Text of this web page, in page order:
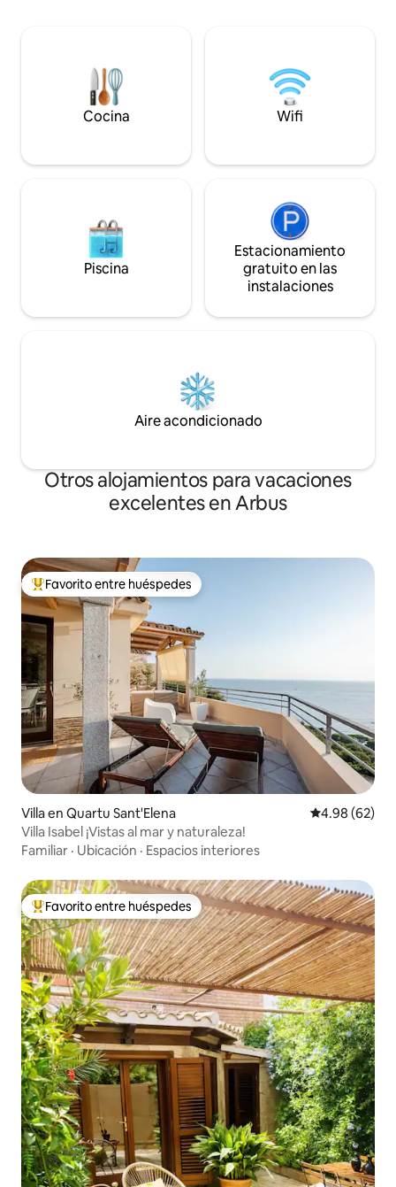
El aparcamiento es gratuito.
descanso
Cocina Wifi
Piscina
Estacionamiento
gratuito en las
instalaciones
Aire acondicionado
Otros alojamientos para vacaciones
excelentes en Arbus
Favorito entre huéspedes preferido
Favorito entre huéspedes
Villa en Quartu Sant'Elena Calificación
4.98 (62)
Villa Isabel ¡Vistas al mar y naturaleza!
Familiar · Ubicación · Espacios interiores
Favorito entre huéspedes preferido
Favorito entre huéspedes